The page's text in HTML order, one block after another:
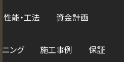
性能・工法 資金計画
ニング 施工事例
保証